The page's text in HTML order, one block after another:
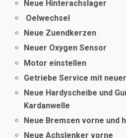
Neue Hinterachslager
Oelwechsel
Neue Zuendkerzen
Neuer Oxygen Sensor
Motor einstellen
Getriebe Service mit
Neue Hardyscheibe und
Kardanwelle
Neue Bremsen vorne und
Neue Achslenker vorne